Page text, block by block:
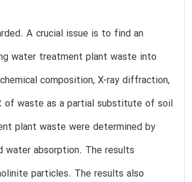
A crucial issue is to find an
water treatment plant waste into
composition, X-ray diffraction,
of waste as a partial substitute of soil
plant waste were determined by
water absorption. The results
particles. The results also